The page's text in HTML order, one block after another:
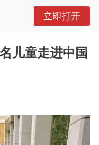
立即打开
儿童走进中国